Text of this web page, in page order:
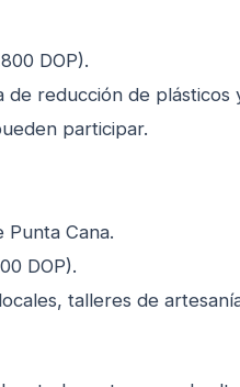
DOP).
reducción de plásticos
participar.
Punta Cana.
DOP).
talleres de